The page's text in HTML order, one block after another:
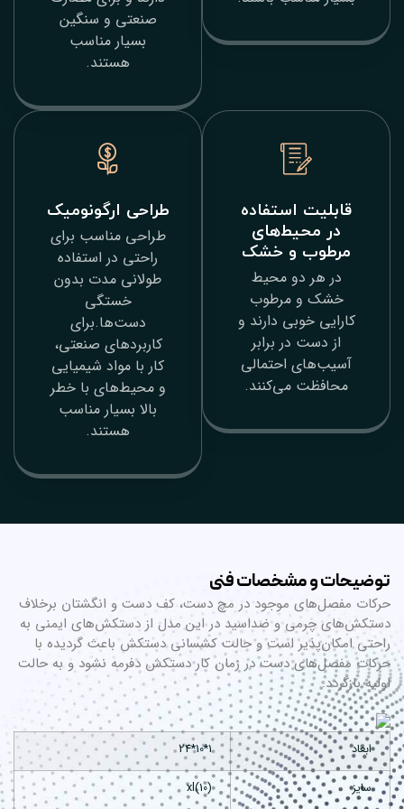
صنعتی و سنگین
بسیار مناسب
و خشک
دارند و
احتمالی
طراحی ارگونومیک
طراحی مناسب برای
راحتی در استفاده
طولانی مدت بدون
دست‌ها.برای
کاربردهای صنعتی،
کار با مواد شیمیایی
و محیط‌های با خطر
بالا بسیار مناسب
هستند.
فنی
موجود در مچ دست، کف دست و انگشتان برخلاف
و ضداسید در این مدل از دستکش‌های ایمنی به
است و حالت کشسانی دستکش باعث گردیده با
در زمان کار دستکش دفرمه نشود و به حالت
1*10*24
(10)xl